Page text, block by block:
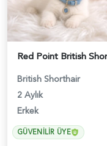
British Shorthair
2 Aylık
Erkek
GÜVENILIR ÜYE